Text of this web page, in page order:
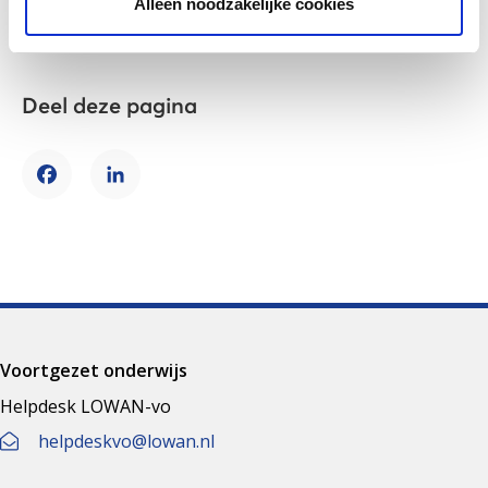
Alleen noodzakelijke cookies
Deel deze pagina
FacebookLinkedIn
Voortgezet onderwijs
Helpdesk LOWAN-vo
helpdeskvo@lowan.nl